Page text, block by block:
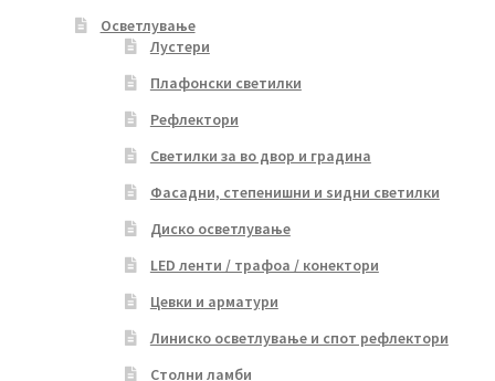
Осветлување
Лустери
Плафонски светилки
Рефлектори
Светилки за во двор и градина
Фасадни, степенишни и ѕидни светилки
Диско осветлување
LED ленти / трафоа / конектори
Цевки и арматури
Линиско осветлување и спот рефлектори
Столни ламби